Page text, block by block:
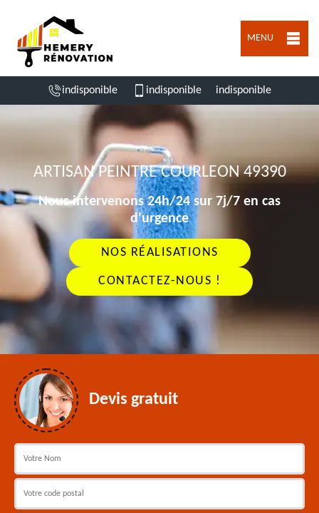
MENU
indisponible indisponible indisponible
ARTISAN PEINTRE COURLEON 49390
Nous intervenons 24h/24 sur 7j/7 en cas
d'urgence
NOS RÉALISATIONS
CONTACTEZ-NOUS !
Devis gratuit